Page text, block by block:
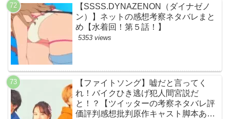
【SSSS.DYNAZENON（ダイナゼノ
ン）】ネットの感想考察ネタバレまと
め【水着回！第５話！】
5353 views
【ファイトソング】嘘だと言ってく
れ！バイクひき逃げ犯人間宮説だ
と！？【ツイッターの考察ネタバレ評
価評判感想批判原作キャスト脚本あら